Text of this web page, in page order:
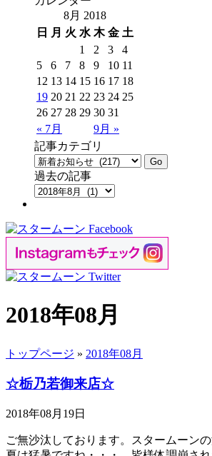
8月 2018
日
月 火 水 木 金 土
« 7月 9月 »
1 2 3
4
5
6 7 8 9 10 11
12 13 14 15 16 17 18
19 20 21 22 23 24 25
26 27 28 29 30 31
記事カテゴリ
過去の記事
2018年08月
トップページ » 2018年08月
☆栃乃若御来店☆
2018年08月19日
ご無沙汰しております。スタームーン